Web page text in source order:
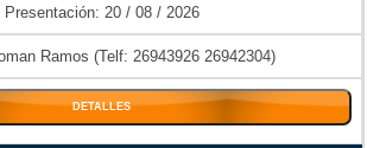
Presentación: 20 / 08 / 2026
Ramos (Telf: 26943926 26942304)
DETALLES